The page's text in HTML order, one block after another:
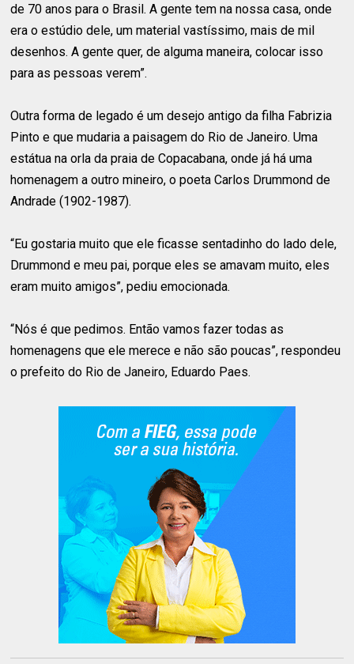
de 70 anos para o Brasil. A gente tem na nossa casa, onde
era o estúdio dele, um material vastíssimo, mais de mil
desenhos. A gente quer, de alguma maneira, colocar isso
para as pessoas verem”.
Outra forma de legado é um desejo antigo da filha Fabrizia
Pinto e que mudaria a paisagem do Rio de Janeiro. Uma
estátua na orla da praia de Copacabana, onde já há uma
homenagem a outro mineiro, o poeta Carlos Drummond de
Andrade (1902-1987).
“Eu gostaria muito que ele ficasse sentadinho do lado dele,
Drummond e meu pai, porque eles se amavam muito, eles
eram muito amigos”, pediu emocionada.
“Nós é que pedimos. Então vamos fazer todas as
homenagens que ele merece e não são poucas”, respondeu
o prefeito do Rio de Janeiro, Eduardo Paes.